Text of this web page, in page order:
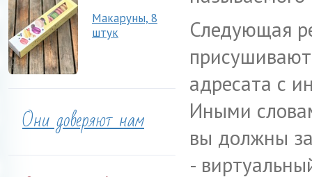
Макаруны, 8
штук
Они доверяют нам
Следующая
адресата с
Иными
вы должны
-